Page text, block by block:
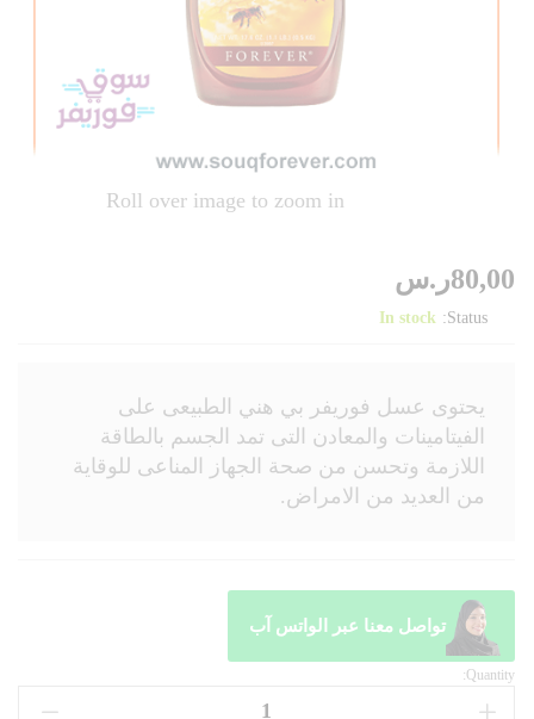
Roll over image to zoom in
80,00ر.س
Status:
In stock
يحتوى عسل فوريفر بي هني الطبيعى على
الفيتامينات والمعادن التى تمد الجسم بالطاقة
اللازمة وتحسن من صحة الجهاز المناعى للوقاية
من العديد من الامراض.
تواصل معنا عبر الواتس آب
Quantity: